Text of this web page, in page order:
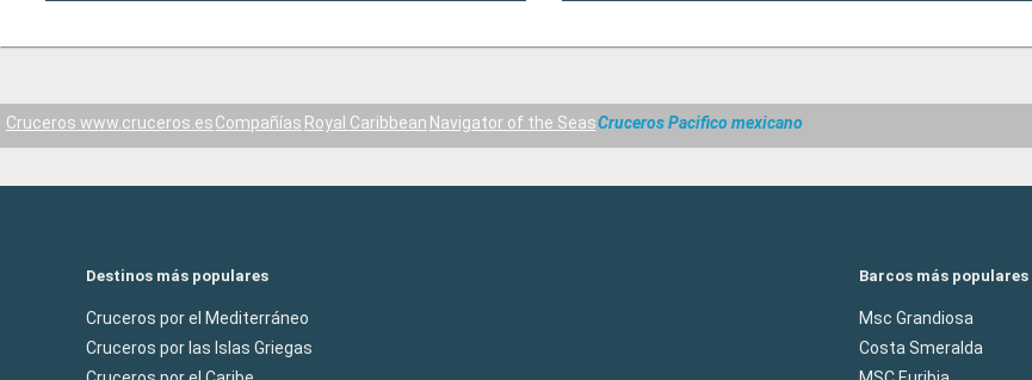
Cruceros www.cruceros.esCompañías Royal Caribbean Navigator of the SeasCruceros Pacifico mexicano
Destinos más populares
Cruceros por el Mediterráneo
Cruceros por las Islas Griegas
Barcos más populares
Msc Grandiosa
Costa Smeralda